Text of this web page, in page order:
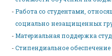
Работа со студентами,
социально незащищенных
Материальная поддержка
Стипендиальное обеспечение